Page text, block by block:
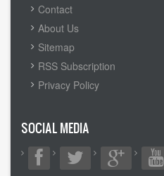
FOOTER
MENU
Contact
About Us
Sitemap
RSS Subscription
Privacy Policy
SOCIAL MEDIA